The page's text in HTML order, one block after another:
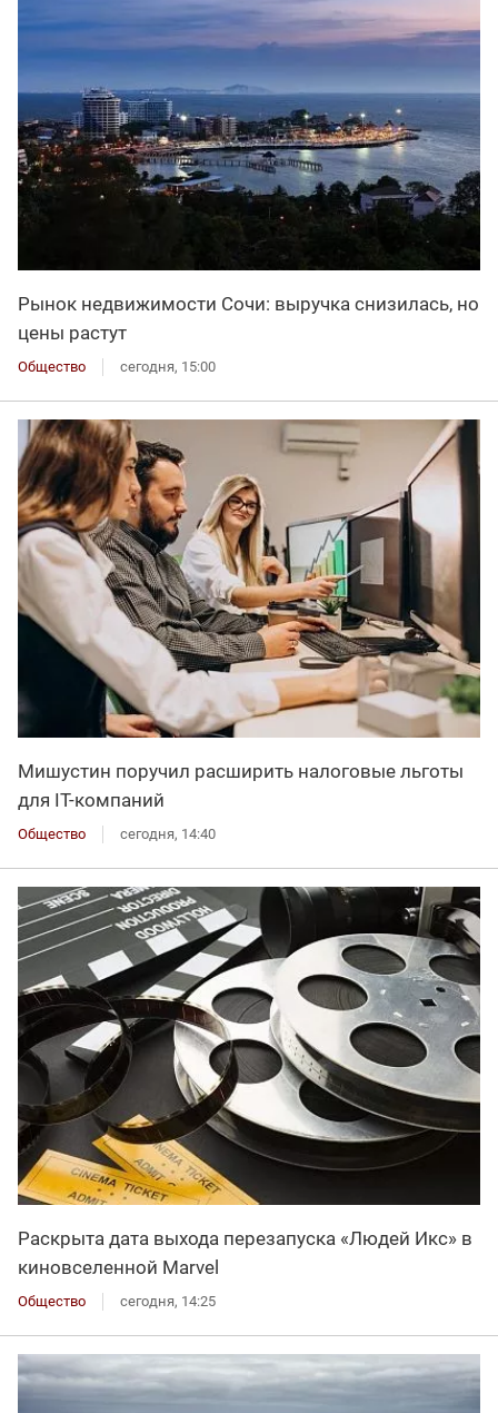
Рынок недвижимости Сочи: выручка снизилась, но
цены растут
Общество сегодня, 15:00
Мишустин поручил расширить налоговые льготы
для IT-компаний
Общество сегодня, 14:40
Раскрыта дата выхода перезапуска «Людей Икс» в
киновселенной Marvel
Общество сегодня, 14:25